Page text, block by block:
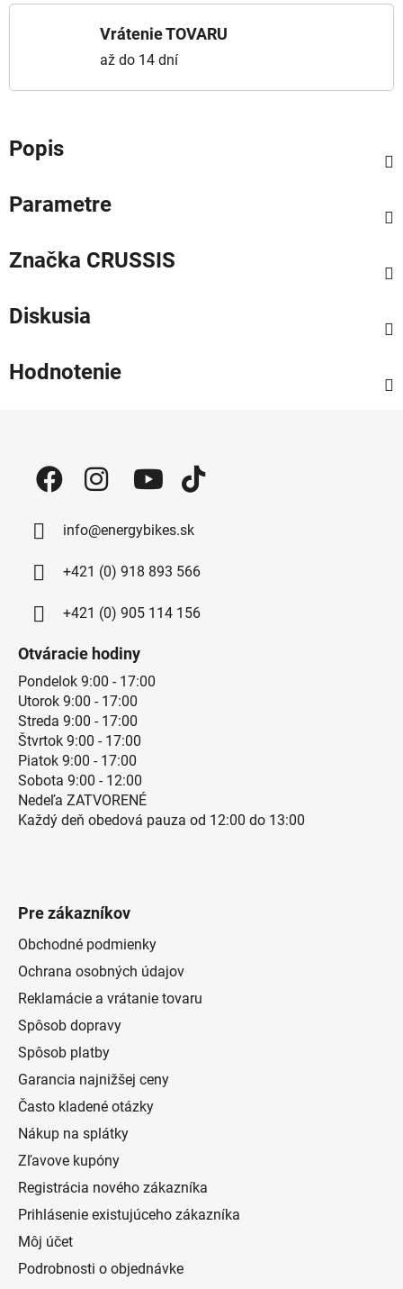
Vrátenie TOVARU
až do 14 dní
Popis
Parametre
Značka CRUSSIS
Diskusia
Hodnotenie
info@energybikes.sk
+421 (0) 918 893 566
+421 (0) 905 114 156
Otváracie hodiny
Pondelok 9:00 - 17:00
Utorok 9:00 - 17:00
Streda 9:00 - 17:00
Štvrtok 9:00 - 17:00
Piatok 9:00 - 17:00
Sobota 9:00 - 12:00
Nedeľa ZATVORENÉ
Každý deň obedová pauza od 12:00 do 13:00
Pre zákazníkov
Obchodné podmienky
Ochrana osobných údajov
Reklamácie a vrátanie tovaru
Spôsob dopravy
Spôsob platby
Garancia najnižšej ceny
Často kladené otázky
Nákup na splátky
Zľavove kupóny
Registrácia nového zákazníka
Prihlásenie existujúceho zákazníka
Môj účet
Podrobnosti o objednávke